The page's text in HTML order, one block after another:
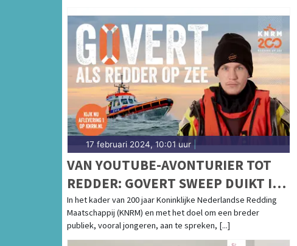
17 februari 2024, 10:01 uur|
VAN YOUTUBE-AVONTURIER TOT
REDDER: GOVERT SWEEP DUIKT IN
DE WERELD VAN JARIGE KNRM
In het kader van 200 jaar Koninklijke Nederlandse Redding
Maatschappij (KNRM) en met het doel om een breder
publiek, vooral jongeren, aan te spreken, [...]